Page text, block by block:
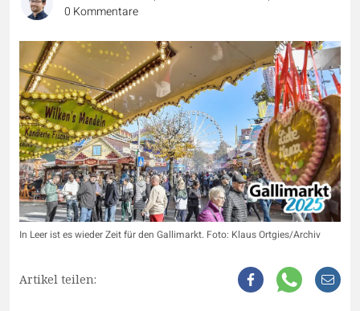
0 Kommentare
In Leer ist es wieder Zeit für den Gallimarkt. Foto: Klaus Ortgies/Archiv
Artikel teilen: